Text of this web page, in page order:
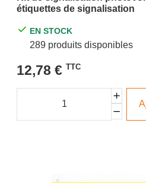
étiquettes de signalisation
EN STOCK
289 produits disponibles
12,78 € TTC